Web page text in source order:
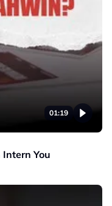
01:19
Intern You